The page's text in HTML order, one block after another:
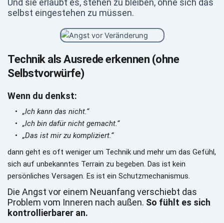
Und sie erlaubt es, stehen zu bleiben, ohne sich das
selbst eingestehen zu müssen.
Technik als Ausrede erkennen (ohne
Selbstvorwürfe)
Wenn du denkst:
„Ich kann das nicht.“
„Ich bin dafür nicht gemacht.“
„Das ist mir zu kompliziert.“
dann geht es oft weniger um Technik und mehr um das Gefühl,
sich auf unbekanntes Terrain zu begeben. Das ist kein
persönliches Versagen. Es ist ein Schutzmechanismus.
Die Angst vor einem Neuanfang verschiebt das
Problem vom Inneren nach außen. So fühlt es sich
kontrollierbarer an.